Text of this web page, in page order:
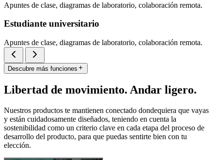
Apuntes de clase, diagramas de laboratorio, colaboración remota.
Estudiante universitario
Apuntes de clase, diagramas de laboratorio, colaboración remota.
Descubre más funciones
Libertad de movimiento. Andar ligero.
Nuestros productos te mantienen conectado dondequiera que vayas
y están cuidadosamente diseñados, teniendo en cuenta la
sostenibilidad como un criterio clave en cada etapa del proceso de
desarrollo del producto, para que puedas sentirte bien con tu
elección.